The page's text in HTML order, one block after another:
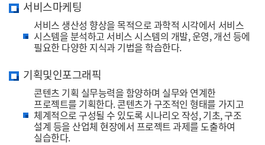
서비스마케팅
서비스 생산성 향상을 목적으로 과학적 시각에서 서비스
시스템을 분석하고 서비스 시스템의 개발, 운영, 개선 등에
필요한 다양한 지식과 기법을 학습한다.
기획및인포그래픽
콘텐츠 기획 실무능력을 함양하며 실무와 연계한
프로젝트를 기획한다. 콘텐츠가 구조적인 형태를 가지고
체계적으로 구성될 수 있도록 시나리오 작성, 기초, 구조
설계 등을 산업체 현장에서 프로젝트 과제를 도출하여
실습한다.